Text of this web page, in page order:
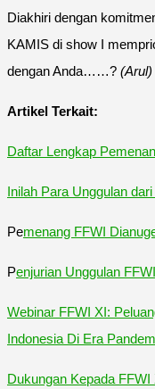
Diakhiri dengan
KAMIS di show I
dengan Anda……? (Arul)
Artikel Terkait:
Daftar Lengkap
Inilah Para Unggulan
Pemenang FFWI
Penjurian Unggulan
Webinar FFWI XI:
Indonesia Di Era
Dukungan Kepada